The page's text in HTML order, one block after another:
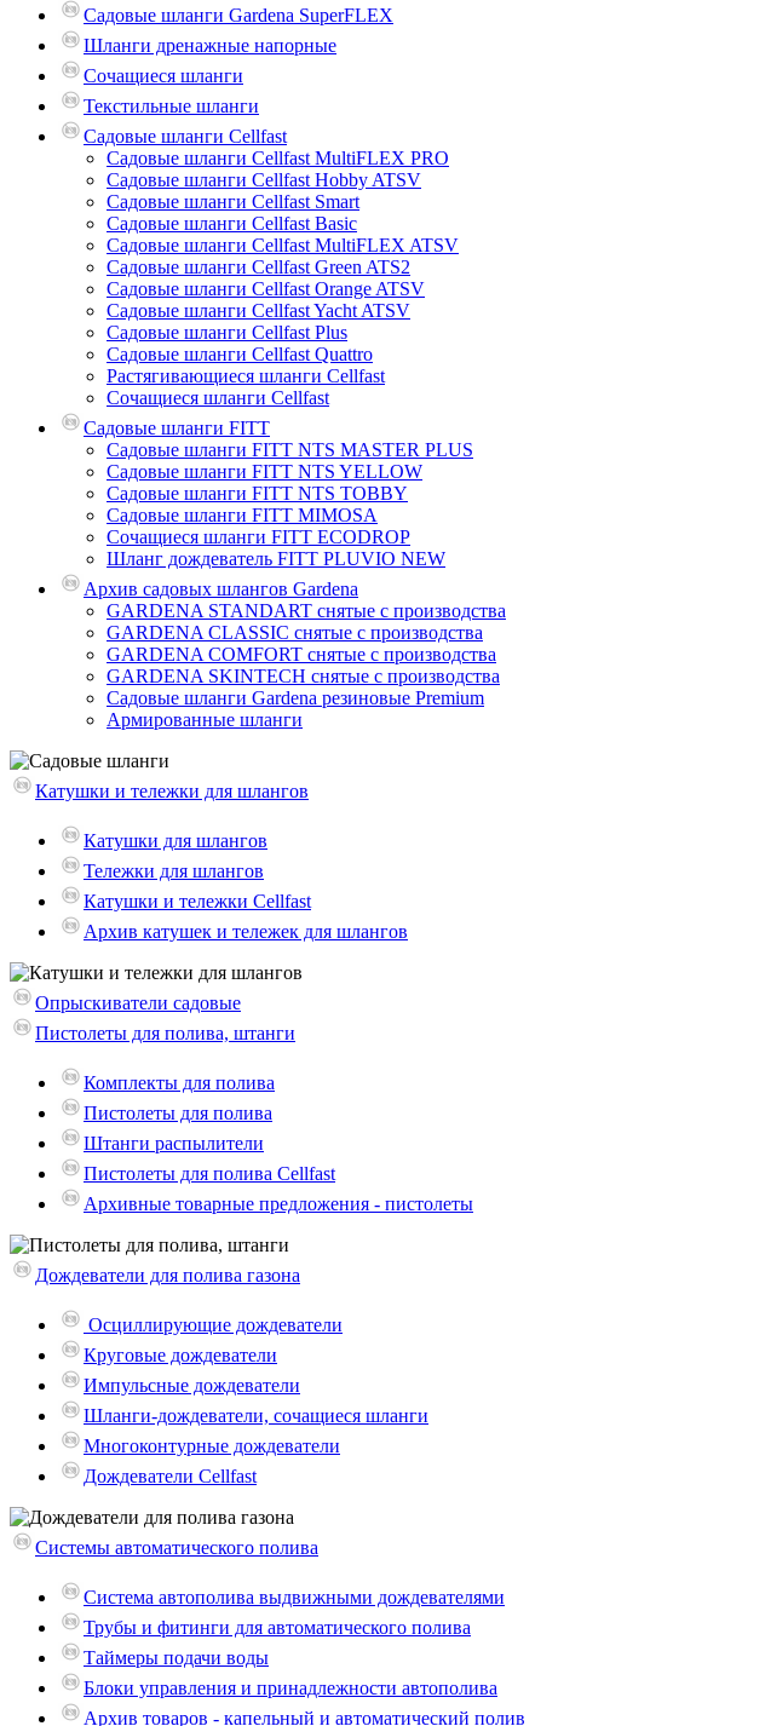
Садовые шланги Gardena SuperFLEX
Шланги дренажные напорные
Сочащиеся шланги
Текстильные шланги
Садовые шланги Cellfast
Садовые шланги Cellfast MultiFLEX PRO
Садовые шланги Cellfast Hobby ATSV
Садовые шланги Cellfast Smart
Садовые шланги Cellfast Basic
Садовые шланги Cellfast MultiFLEX ATSV
Садовые шланги Cellfast Green ATS2
Садовые шланги Cellfast Orange ATSV
Садовые шланги Cellfast Yacht ATSV
Садовые шланги Cellfast Plus
Садовые шланги Cellfast Quattro
Растягивающиеся шланги Cellfast
Сочащиеся шланги Cellfast
Садовые шланги FITT
Садовые шланги FITT NTS MASTER PLUS
Садовые шланги FITT NTS YELLOW
Садовые шланги FITT NTS TOBBY
Садовые шланги FITT MIMOSA
Сочащиеся шланги FITT ECODROP
Шланг дождеватель FITT PLUVIO NEW
Архив садовых шлангов Gardena
GARDENA STANDART снятые с производства
GARDENA CLASSIC снятые с производства
GARDENA COMFORT снятые с производства
GARDENA SKINTECH снятые с производства
Садовые шланги Gardena резиновые Premium
Армированные шланги
Катушки и тележки для шлангов
Катушки для шлангов
Тележки для шлангов
Катушки и тележки Cellfast
Архив катушек и тележек для шлангов
Опрыскиватели садовые
Пистолеты для полива, штанги
Комплекты для полива
Пистолеты для полива
Штанги распылители
Пистолеты для полива Cellfast
Архивные товарные предложения - пистолеты
Дождеватели для полива газона
Осциллирующие дождеватели
Круговые дождеватели
Импульсные дождеватели
Шланги-дождеватели, сочащиеся шланги
Многоконтурные дождеватели
Дождеватели Cellfast
Системы автоматического полива
Система автополива выдвижными дождевателями
Трубы и фитинги для автоматического полива
Таймеры подачи воды
Блоки управления и принадлежности автополива
Архив товаров - капельный и автоматический полив